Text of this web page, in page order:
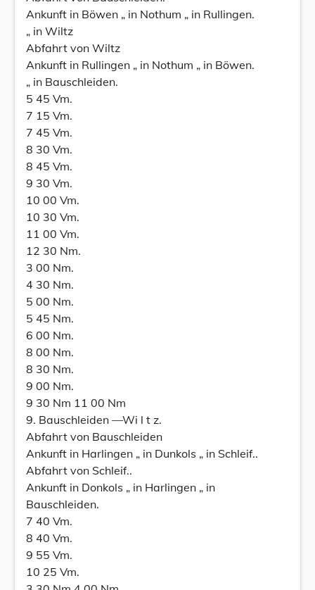
Ankunft in Böwen „ in Nothum „ in Rullingen.
„ in Wiltz
Abfahrt von Wiltz
Ankunft in Rullingen „ in Nothum „ in Böwen.
„ in Bauschleiden.
5 45 Vm.
7 15 Vm.
7 45 Vm.
8 30 Vm.
8 45 Vm.
9 30 Vm.
10 00 Vm.
10 30 Vm.
11 00 Vm.
12 30 Nm.
3 00 Nm.
4 30 Nm.
5 00 Nm.
5 45 Nm.
6 00 Nm.
8 00 Nm.
8 30 Nm.
9 00 Nm.
9 30 Nm 11 00 Nm
9. Bauschleiden —Wi l t z.
Abfahrt von Bauschleiden
Ankunft in Harlingen „ in Dunkols „ in Schleif..
Abfahrt von Schleif..
Ankunft in Donkols „ in Harlingen „ in
Bauschleiden.
7 40 Vm.
8 40 Vm.
9 55 Vm.
10 25 Vm.